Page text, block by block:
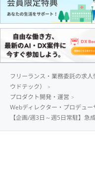
フリーランス・業務委託の求
ウドテック）
プロダクト開発・運営
Webディレクター・プロデュ
【企画/週3日～週5日常駐】急